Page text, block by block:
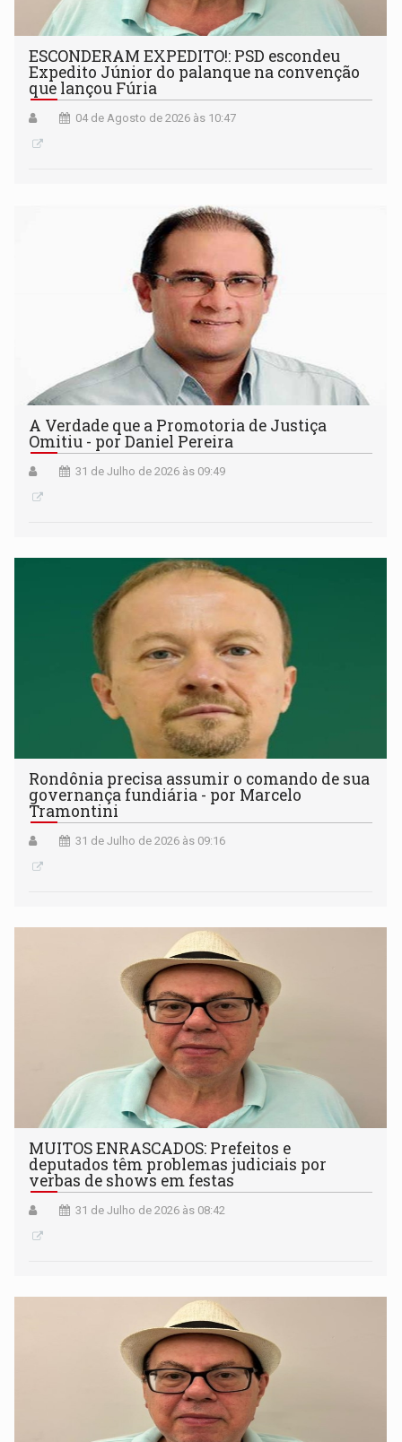
ESCONDERAM EXPEDITO!: PSD escondeu
Expedito Júnior do palanque na convenção
que lançou Fúria
04 de Agosto de 2026 às 10:47
A Verdade que a Promotoria de Justiça
Omitiu - por Daniel Pereira
31 de Julho de 2026 às 09:49
Rondônia precisa assumir o comando de sua
governança fundiária - por Marcelo
Tramontini
31 de Julho de 2026 às 09:16
MUITOS ENRASCADOS: Prefeitos e
deputados têm problemas judiciais por
verbas de shows em festas
31 de Julho de 2026 às 08:42